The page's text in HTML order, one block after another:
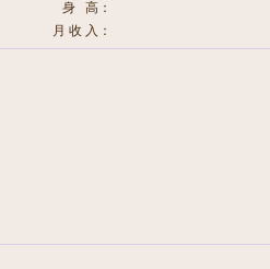
身 高：
月 收 入：